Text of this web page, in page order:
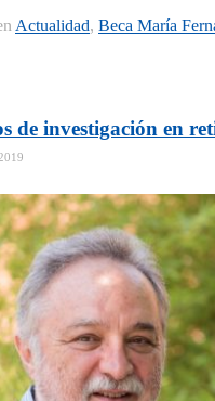
Actualidad, Beca María
de investigación en